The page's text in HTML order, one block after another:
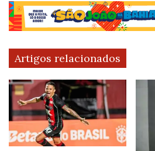
Artigos relacionados